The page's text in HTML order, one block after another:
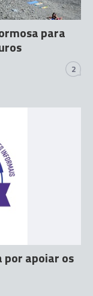
para
2
por apoiar os